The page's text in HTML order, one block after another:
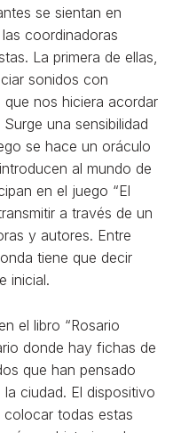
se sientan en
coordinadoras
La primera de ellas,
sonidos con
nos hiciera acordar
una sensibilidad
se hace un oráculo
al mundo de
en el juego “El
a través de un
y autores. Entre
tiene que decir
inicial.
el libro “Rosario
donde hay fichas de
que han pensado
ciudad. El dispositivo
todas estas